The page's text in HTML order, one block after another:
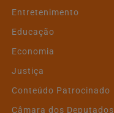
Entretenimento
Educação
Economia
Justiça
Conteúdo Patrocinado
Câmara dos Deputados